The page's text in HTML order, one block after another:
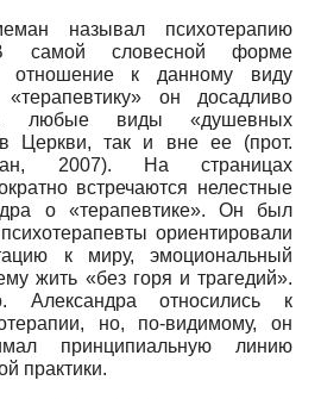
называл психотерапию
В самой словесной форме
отношение к данному виду
он досадливо
любые виды «душевных
Церкви, так и вне ее (прот.
2007). На страницах
встречаются нелестные
о «терапевтике». Он был
ориентировали
к миру, эмоциональный
жить «без горя и трагедий».
Александра относились к
но, по-видимому, он
принципиальную линию
практики.